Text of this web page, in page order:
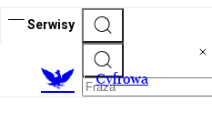
Serwisy
Cyfrowa